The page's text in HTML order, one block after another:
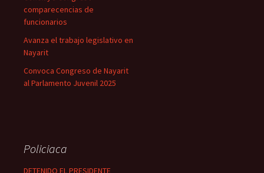
comparecencias de
funcionarios
Avanza el trabajo legislativo en
Nayarit
Convoca Congreso de Nayarit
al Parlamento Juvenil 2025
Policiaca
DETENIDO EL PRESIDENTE